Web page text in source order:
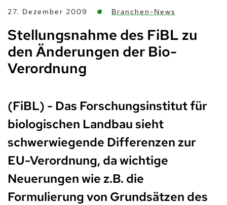
27. Dezember 2009 Branchen-News
Stellungsnahme des FiBL zu
den Änderungen der Bio-
Verordnung
(FiBL) - Das Forschungsinstitut für
biologischen Landbau sieht
schwerwiegende Differenzen zur
EU-Verordnung, da wichtige
Neuerungen wie z.B. die
Formulierung von Grundsätzen des